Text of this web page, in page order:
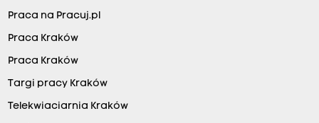
Praca na Pracuj.pl
Praca Kraków
Praca Kraków
Targi pracy Kraków
Telekwiaciarnia Kraków